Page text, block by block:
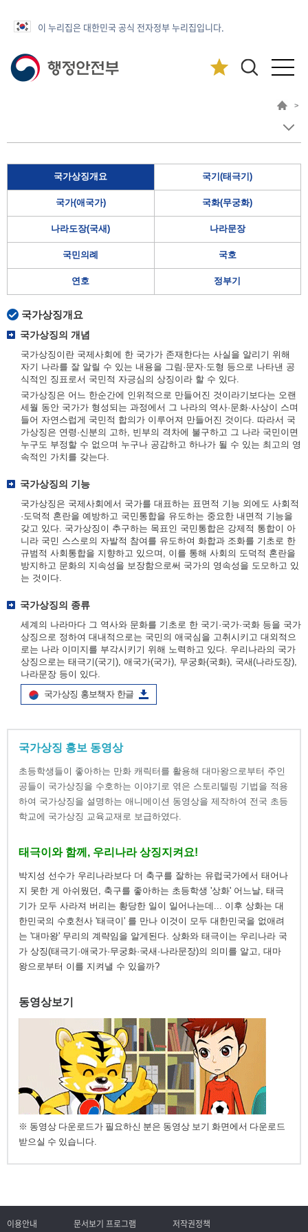
이 누리집은 대한민국 공식 전자정부 누리집입니다.
>
국가상징개요 국기(태극기)
국가(애국가) 국화(무궁화)
나라도장(국새) 나라문장
국민의례 국호
연호 정부기
국가상징개요
국가상징의 개념
국가상징이란 국제사회에 한 국가가 존재한다는 사실을 알리기 위해
자기 나라를 잘 알릴 수 있는 내용을 그림·문자·도형 등으로 나타낸 공
식적인 징표로서 국민적 자긍심의 상징이라 할 수 있다.
국가상징은 어느 한순간에 인위적으로 만들어진 것이라기보다는 오랜
세월 동안 국가가 형성되는 과정에서 그 나라의 역사·문화·사상이 스며
들어 자연스럽게 국민적 합의가 이루어져 만들어진 것이다. 따라서 국
가상징은 연령·신분의 고하, 빈부의 격차에 불구하고 그 나라 국민이면
누구도 부정할 수 없으며 누구나 공감하고 하나가 될 수 있는 최고의 영
속적인 가치를 갖는다.
국가상징의 기능
국가상징은 국제사회에서 국가를 대표하는 표면적 기능 외에도 사회적
·도덕적 혼란을 예방하고 국민통합을 유도하는 중요한 내면적 기능을
갖고 있다. 국가상징이 추구하는 목표인 국민통합은 강제적 통합이 아
니라 국민 스스로의 자발적 참여를 유도하여 화합과 조화를 기초로 한
규범적 사회통합을 지향하고 있으며, 이를 통해 사회의 도덕적 혼란을
방지하고 문화의 지속성을 보장함으로써 국가의 영속성을 도모하고 있
는 것이다.
국가상징의 종류
세계의 나라마다 그 역사와 문화를 기초로 한 국기·국가·국화 등을 국가
상징으로 정하여 대내적으로는 국민의 애국심을 고취시키고 대외적으
로는 나라 이미지를 부각시키기 위해 노력하고 있다. 우리나라의 국가
상징으로는 태극기(국기), 애국가(국가), 무궁화(국화), 국새(나라도장),
나라문장 등이 있다.
국가상징 홍보책자 한글
국가상징 홍보 동영상
초등학생들이 좋아하는 만화 캐릭터를 활용해 대마왕으로부터 주인
공들이 국가상징을 수호하는 이야기로 엮은 스토리텔링 기법을 적용
하여 국가상징을 설명하는 애니메이션 동영상을 제작하여 전국 초등
학교에 국가상징 교육교재로 보급하였다.
태극이와 함께, 우리나라 상징지켜요!
박지성 선수가 우리나라보다 더 축구를 잘하는 유럽국가에서 태어나
지 못한 게 아쉬웠던, 축구를 좋아하는 초등학생 '상화' 어느날, 태극
기가 모두 사라져 버리는 황당한 일이 일어나는데... 이후 상화는 대
한민국의 수호천사 '태극이' 를 만나 이것이 모두 대한민국을 없애려
는 '대마왕' 무리의 계략임을 알게된다. 상화와 태극이는 우리나라 국
가 상징(태극기·애국가·무궁화·국새·나라문장)의 의미를 알고, 대마
왕으로부터 이를 지켜낼 수 있을까?
동영상보기
※ 동영상 다운로드가 필요하신 분은 동영상 보기 화면에서 다운로드
받으실 수 있습니다.
이용안내 문서보기 프로그램 저작권정책